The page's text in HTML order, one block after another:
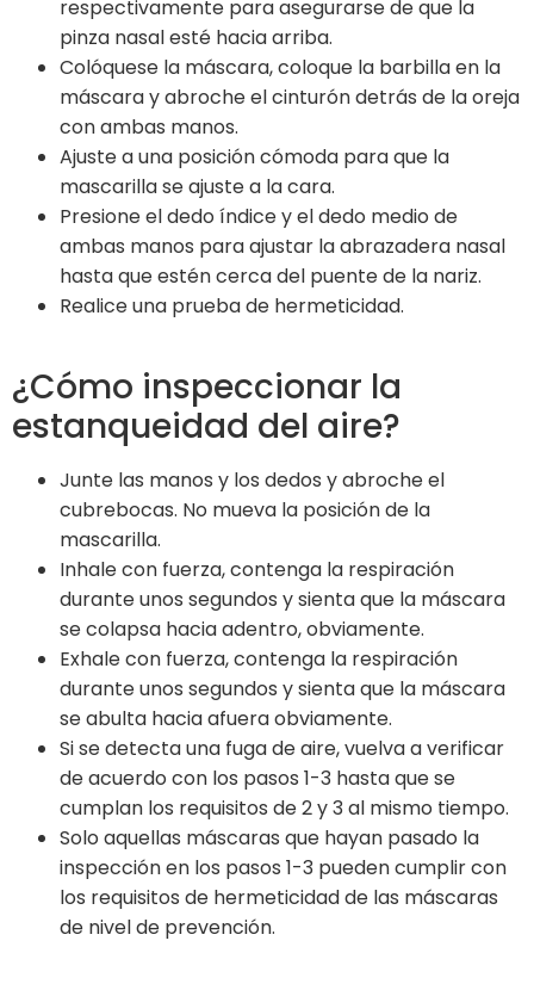
respectivamente para asegurarse de que la
pinza nasal esté hacia arriba.
Colóquese la máscara, coloque la barbilla en la
máscara y abroche el cinturón detrás de la oreja
con ambas manos.
Ajuste a una posición cómoda para que la
mascarilla se ajuste a la cara.
Presione el dedo índice y el dedo medio de
ambas manos para ajustar la abrazadera nasal
hasta que estén cerca del puente de la nariz.
Realice una prueba de hermeticidad.
¿Cómo inspeccionar la
estanqueidad del aire?
Junte las manos y los dedos y abroche el
cubrebocas. No mueva la posición de la
mascarilla.
Inhale con fuerza, contenga la respiración
durante unos segundos y sienta que la máscara
se colapsa hacia adentro, obviamente.
Exhale con fuerza, contenga la respiración
durante unos segundos y sienta que la máscara
se abulta hacia afuera obviamente.
Si se detecta una fuga de aire, vuelva a verificar
de acuerdo con los pasos 1-3 hasta que se
cumplan los requisitos de 2 y 3 al mismo tiempo.
Solo aquellas máscaras que hayan pasado la
inspección en los pasos 1-3 pueden cumplir con
los requisitos de hermeticidad de las máscaras
de nivel de prevención.